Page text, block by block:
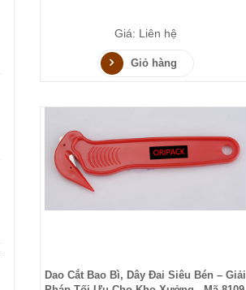
Giá: Liên hệ
Giỏ hàng
Dao Cắt Bao Bì, Dây Đai Siêu Bén – Giải